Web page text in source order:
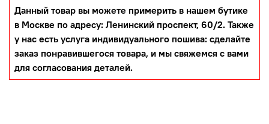
Данный товар вы можете примерить в нашем бутике
в Москве по адресу: Ленинский проспект, 60/2. Также
у нас есть услуга индивидуального пошива: сделайте
заказ понравившегося товара, и мы свяжемся с вами
для согласования деталей.